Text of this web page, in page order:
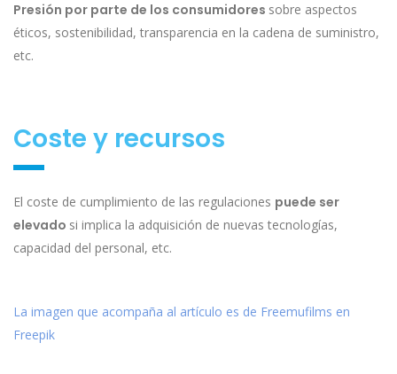
Presión por parte de los consumidores sobre aspectos
éticos, sostenibilidad, transparencia en la cadena de suministro,
etc.
Coste y recursos
El coste de cumplimiento de las regulaciones puede ser
elevado si implica la adquisición de nuevas tecnologías,
capacidad del personal, etc.
La imagen que acompaña al artículo es de Freemufilms en
Freepik